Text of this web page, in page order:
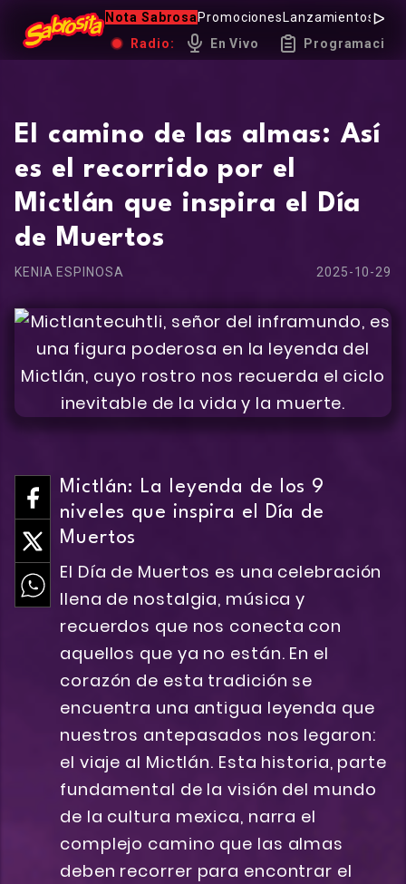
Nota Sabrosa Promociones LanzamientosHot
Radio:
En Vivo Programación
El camino de las almas: Así
es el recorrido por el
Mictlán que inspira el Día
de Muertos
KENIA ESPINOSA 2025-10-29
Mictlán: La leyenda de los 9
niveles que inspira el Día de
Muertos
El Día de Muertos es una celebración
llena de nostalgia, música y
recuerdos que nos conecta con
aquellos que ya no están. En el
corazón de esta tradición se
encuentra una antigua leyenda que
nuestros antepasados nos legaron:
el viaje al Mictlán. Esta historia, parte
fundamental de la visión del mundo
de la cultura mexica, narra el
complejo camino que las almas
deben recorrer para encontrar el